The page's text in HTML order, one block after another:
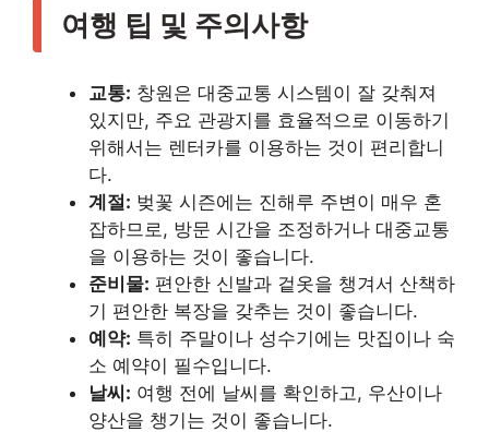
여행 팁 및 주의사항
교통: 창원은 대중교통 시스템이 잘 갖춰져
있지만, 주요 관광지를 효율적으로 이동하기
위해서는 렌터카를 이용하는 것이 편리합니
다.
계절: 벚꽃 시즌에는 진해루 주변이 매우 혼
잡하므로, 방문 시간을 조정하거나 대중교통
을 이용하는 것이 좋습니다.
준비물: 편안한 신발과 겉옷을 챙겨서 산책하
기 편안한 복장을 갖추는 것이 좋습니다.
예약: 특히 주말이나 성수기에는 맛집이나 숙
소 예약이 필수입니다.
날씨: 여행 전에 날씨를 확인하고, 우산이나
양산을 챙기는 것이 좋습니다.